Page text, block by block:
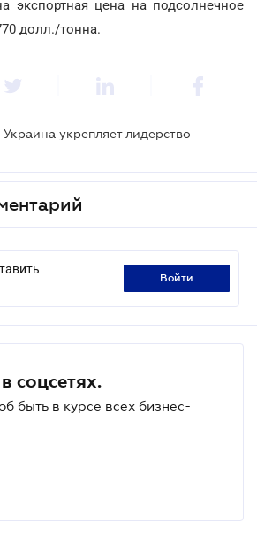
экспортная цена на подсолнечное
долл./тонна.
Украина укрепляет лидерство
войти
соцсетях.
быть в курсе всех бизнес-